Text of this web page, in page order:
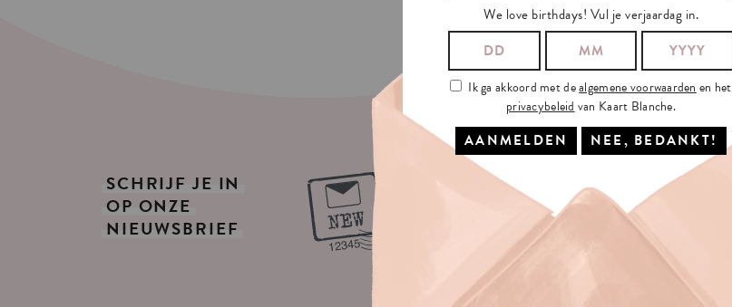
SCHRIJF JE IN
OP ONZE
NIEUWSBRIEF
JE E-MAILADRES:
We love birthdays! Vul je verjaardag in.
Ik ga akkoord met dealgemene voorwaardenen het
privacybeleidvan Kaart Blanche.